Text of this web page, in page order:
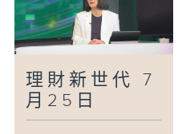
理財新世代 7
月25日